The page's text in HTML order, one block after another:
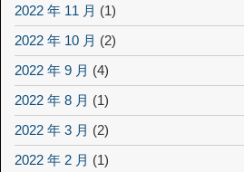
2022 年 11 月 (1)
2022 年 10 月 (2)
2022 年 9 月 (4)
2022 年 8 月 (1)
2022 年 3 月 (2)
2022 年 2 月 (1)